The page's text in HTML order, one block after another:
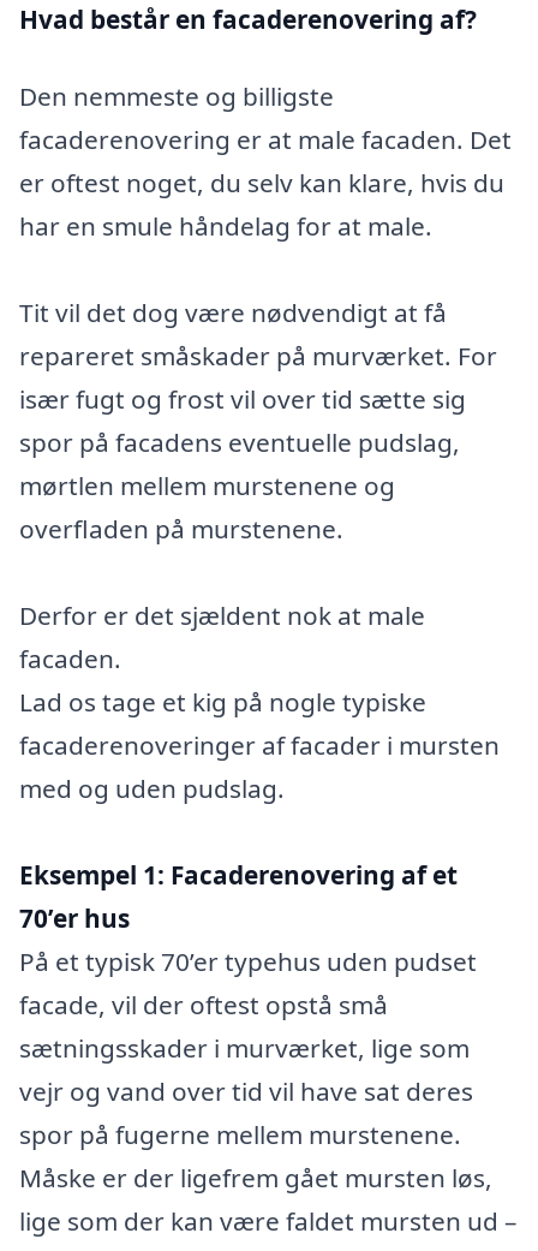
Hvad består en facaderenovering af?
Den nemmeste og billigste
facaderenovering er at male facaden. Det
er oftest noget, du selv kan klare, hvis du
har en smule håndelag for at male.
Tit vil det dog være nødvendigt at få
repareret småskader på murværket. For
især fugt og frost vil over tid sætte sig
spor på facadens eventuelle pudslag,
mørtlen mellem murstenene og
overfladen på murstenene.
Derfor er det sjældent nok at male
facaden.
Lad os tage et kig på nogle typiske
facaderenoveringer af facader i mursten
med og uden pudslag.
Eksempel 1: Facaderenovering af et
70’er hus
På et typisk 70’er typehus uden pudset
facade, vil der oftest opstå små
sætningsskader i murværket, lige som
vejr og vand over tid vil have sat deres
spor på fugerne mellem murstenene.
Måske er der ligefrem gået mursten løs,
lige som der kan være faldet mursten ud –